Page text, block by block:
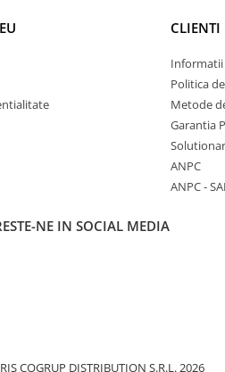
CLIENTI
Politica
Metode
Garantia
ANPC
ANPC -
NE IN SOCIAL MEDIA
COGRUP DISTRIBUTION S.R.L. 2026